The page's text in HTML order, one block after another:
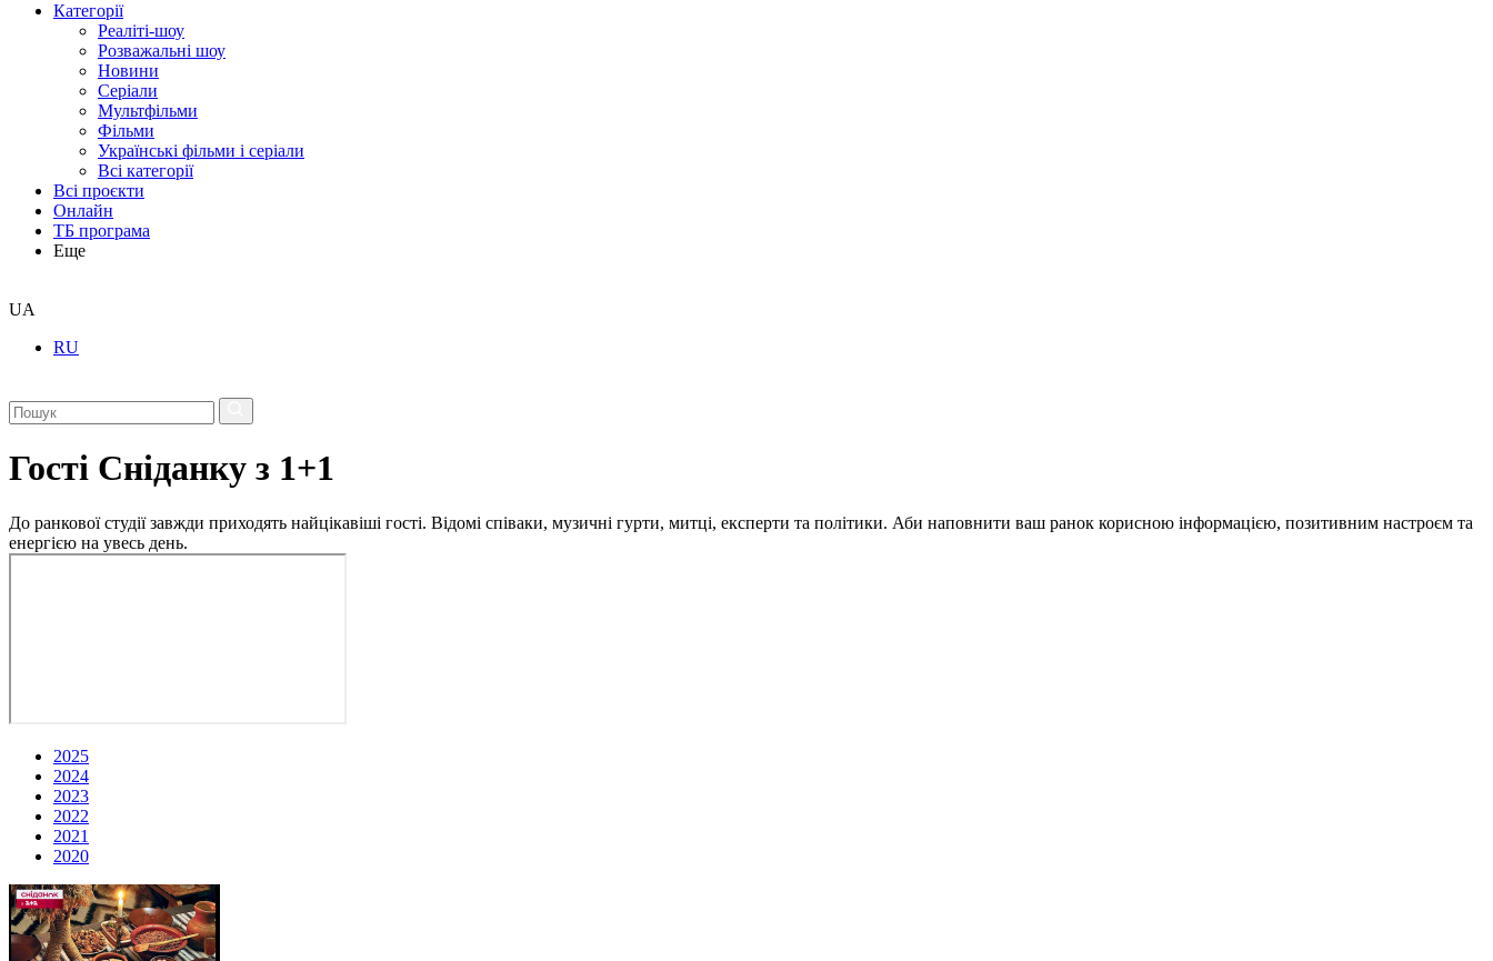
Категорії
Реаліті-шоу
Розважальні шоу
Новини
Серіали
Мультфільми
Фільми
Українські фільми і серіали
Всі категорії
Всі проєкти
Онлайн
ТБ програма
Еще
UA
RU
Гості Сніданку з 1+1
До ранкової студії завжди приходять найцікавіші гості. Відомі співаки, музичні гурти, митці, експерти та політики. Аби наповнити ваш ранок корисною інформацією, позитивним настроєм та
енергією на увесь день.
2025
2024
2023
2022
2021
2020